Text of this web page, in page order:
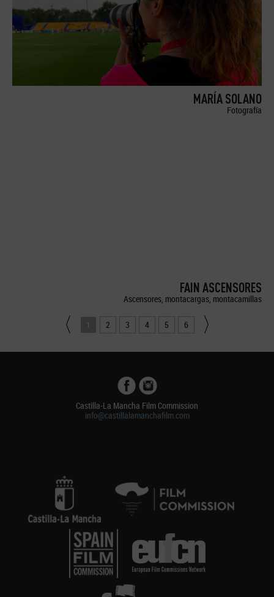
MARÍA SOLANO
Fotografía
FAIN ASCENSORES
Ascensores, montacargas, montacamillas
1 2 3 4 5 6
Castilla-La Mancha Film Commission
info@castillalamanchafilm.com